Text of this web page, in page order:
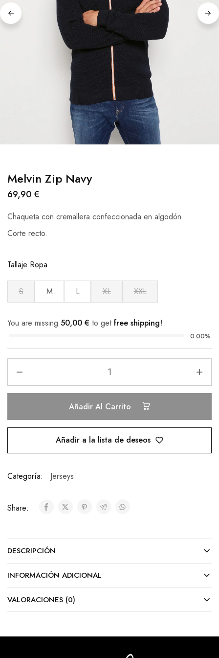
Melvin Zip Navy
69,90 €
Chaqueta con cremallera confeccionada en algodón .
Corte recto.
Tallaje Ropa
S M L XL XXL
You are missing 50,00 € to getfree shipping!
0.00%
Añadir Al Carrito
Añadir a la lista de deseos
Categoría: Jerseys
Share:
DESCRIPCIÓN
INFORMACIÓN ADICIONAL
VALORACIONES (0)